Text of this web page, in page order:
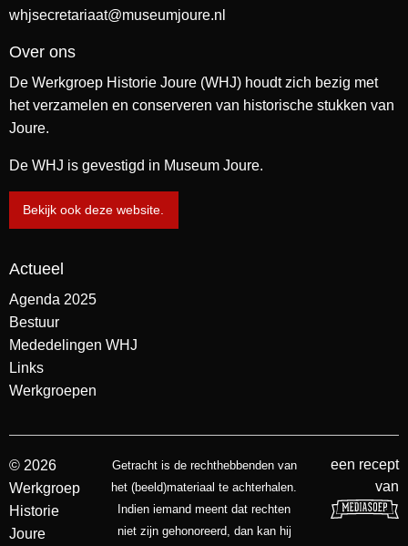
whjsecretariaat@museumjoure.nl
Over ons
De Werkgroep Historie Joure (WHJ) houdt zich bezig met
het verzamelen en conserveren van historische stukken van
Joure.
De WHJ is gevestigd in Museum Joure.
Bekijk ook deze website.
Actueel
Agenda 2025
Bestuur
Mededelingen WHJ
Links
Werkgroepen
© 2026
Werkgroep
Historie
Joure
Getracht is de rechthebbenden van
het (beeld)materiaal te achterhalen.
Indien iemand meent dat rechten
niet zijn gehonoreerd, dan kan hij
een recept
van